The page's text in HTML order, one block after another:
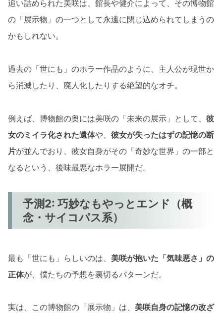
追い詰められた美咲は、館長や健介によって、その博物館
の「展示物」の一つとして永遠に閉じ込められてしまうの
かもしれない。
過去の「世にも」のホラー作品のように、主人公が現世か
ら消滅したり、廃人化したりする絶望的なオチ。
例えば、博物館の奥には美咲の「未来の展示」として、 彼
女のミイラ化された遺体や、 彼女が失ったはずの記憶の断
片が並んでおり、彼女自身がその「奇妙な世界」の一部と
なるという、後味最悪なホラー展開だ。
予測2: 巧妙なもやっとエンド（概
念・サイコパス系）
最も「世にも」らしいのは、 美咲が抱いた「気味悪さ」の
正体が、僕たちの予想を裏切るパターンだ。
実は、この博物館の「展示物」は、 美咲自身の記憶の改ざ